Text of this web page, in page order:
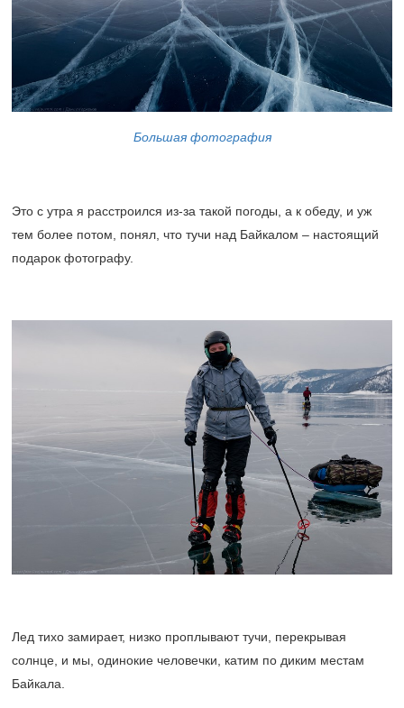
Большая фотография
Это с утра я расстроился из-за такой погоды, а к обеду, и уж
тем более потом, понял, что тучи над Байкалом – настоящий
подарок фотографу.
Лед тихо замирает, низко проплывают тучи, перекрывая
солнце, и мы, одинокие человечки, катим по диким местам
Байкала.